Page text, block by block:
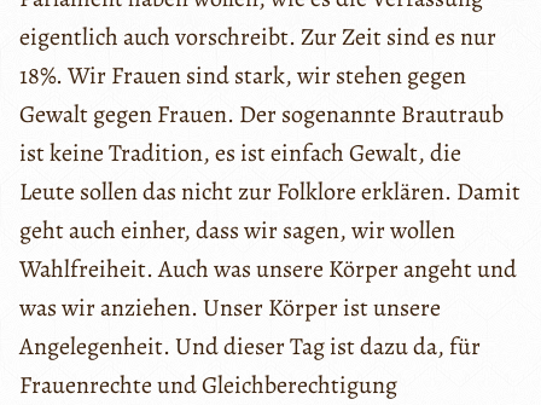
eigentlich auch vorschreibt. Zur Zeit sind es nur
18%. Wir Frauen sind stark, wir stehen gegen
Gewalt gegen Frauen. Der sogenannte Brautraub
ist keine Tradition, es ist einfach Gewalt, die
Leute sollen das nicht zur Folklore erklären. Damit
geht auch einher, dass wir sagen, wir wollen
Wahlfreiheit. Auch was unsere Körper angeht und
was wir anziehen. Unser Körper ist unsere
Angelegenheit. Und dieser Tag ist dazu da, für
Frauenrechte und Gleichberechtigung